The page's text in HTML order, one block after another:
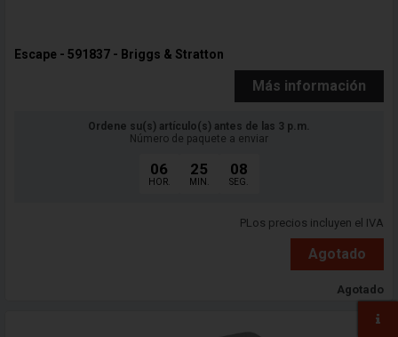
Escape - 591837 - Briggs & Stratton
Más información
Ordene su(s) artículo(s) antes de las 3 p.m.
Número de paquete a enviar
06
HOR.
25
MIN.
06
SEG.
PLos precios incluyen el IVA
Agotado
Agotado